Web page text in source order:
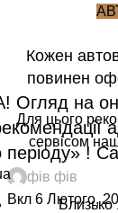
Кожен
повинен
Для цього
сервісом
Близько
БЛОГ
на
періоду» !
фів фів
Вкл 6 Лютого,